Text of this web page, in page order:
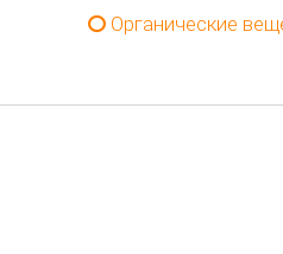
Органические